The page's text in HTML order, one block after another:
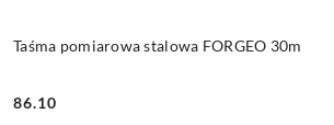
Taśma pomiarowa stalowa FORGEO 30m
Cena:
86.10